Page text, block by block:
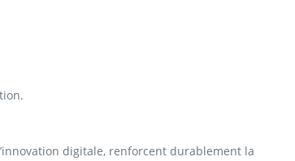
digitale, renforcent durablement la